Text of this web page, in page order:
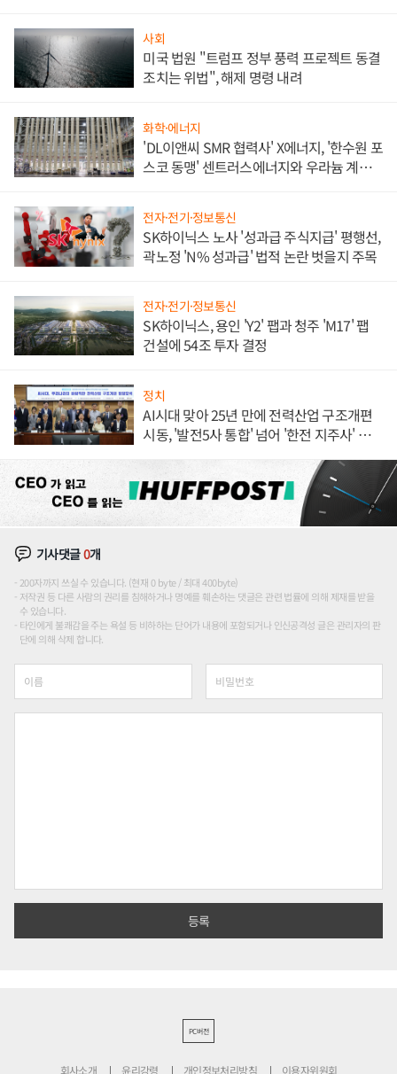
사회
미국 법원 "트럼프 정부 풍력 프로젝트 동결
조치는 위법", 해제 명령 내려
화학·에너지
'DL이앤씨 SMR 협력사' X에너지, '한수원 포
스코 동맹' 센트러스에너지와 우라늄 계약
전자·전기·정보통신
SK하이닉스 노사 '성과급 주식지급' 평행선,
곽노정 'N% 성과급' 법적 논란 벗을지 주목
전자·전기·정보통신
SK하이닉스, 용인 'Y2' 팹과 청주 'M17' 팹
건설에 54조 투자 결정
정치
AI시대 맞아 25년 만에 전력산업 구조개편
시동, '발전5사 통합' 넘어 '한전 지주사' 재편
기사댓글0개
200자까지 쓰실 수 있습니다. (현재 0 byte / 최대 400byte)
저작권 등 다른 사람의 권리를 침해하거나 명예를 훼손하는 댓글은 관련 법률에 의해 제재를 받을
수 있습니다.
타인에게 불쾌감을 주는 욕설 등 비하하는 단어가 내용에 포함되거나 인신공격성 글은 관리자의 판
단에 의해 삭제 합니다.
PC버전
회사소개 윤리강령 개인정보처리방침 이용자위원회